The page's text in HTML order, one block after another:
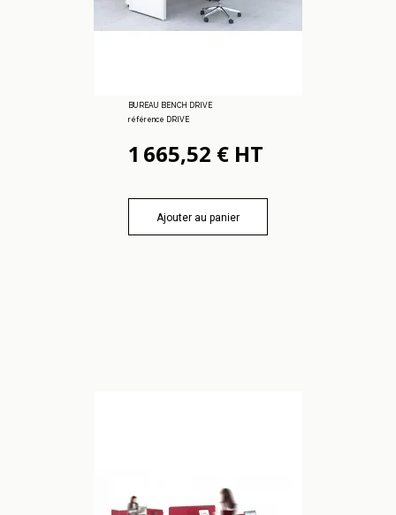
BUREAU BENCH DRIVE
référence DRIVE
1 665,52 € HT
Ajouter au panier